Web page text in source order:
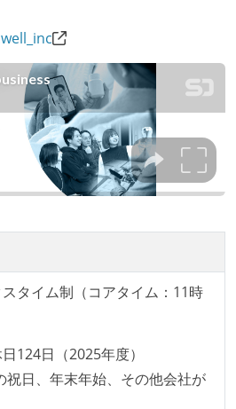
、実装を担当するメンバーが中心
理は、途中の成果を随時確認し
り込む機能を柔軟に調整する形
めの取り組み
コードには、全てコードレビュ
随時行われるべき」という価値
有しており、日常的に実施して
規約をチーム全体で遵守するよ
自動的にリグレッションテスト
築されている
スタイム制（コアタイム：11時
124日（2025年度）
祝日、年末年始、その他会社が